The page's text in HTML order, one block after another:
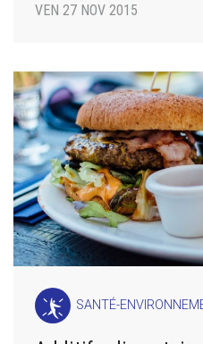
VEN 27 NOV 2015
SANTÉ-